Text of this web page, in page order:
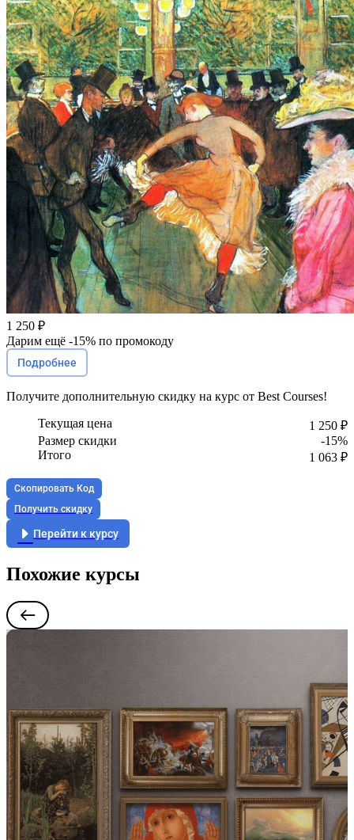
1 250 ₽
Дарим ещё -15% по промокоду
Подробнее
Получите дополнительную скидку на курс от Best Courses!
Текущая цена
1 250 ₽
Размер скидки
-15%
Итого
1 063 ₽
Скопировать Код
Получить скидку
Перейти к курсу
Похожие курсы